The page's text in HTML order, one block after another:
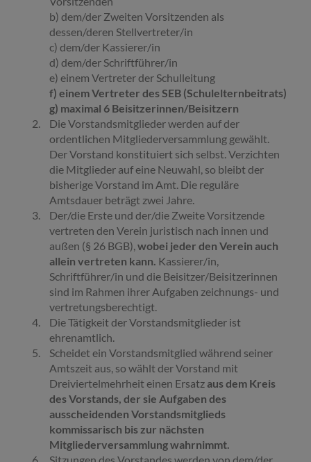
b) dem/der Zweiten Vorsitzenden als
dessen/deren Stellvertreter/in
c) dem/der Kassierer/in
d) dem/der Schriftführer/in
e) einem Vertreter der Schulleitung
f) einem Vertreter des SEB (Schulelternbeitrats)
g) maximal 6 Beisitzerinnen/Beisitzern
Die Vorstandsmitglieder werden auf der
ordentlichen Mitgliederversammlung gewählt.
Der Vorstand konstituiert sich selbst. Verzichten
die Mitglieder auf eine Neuwahl, so bleibt der
bisherige Vorstand im Amt. Die reguläre
Amtsdauer beträgt zwei Jahre.
Der/die Erste und der/die Zweite Vorsitzende
vertreten den Verein juristisch nach innen und
außen (§ 26 BGB),wobei jeder den Verein auch
allein vertreten kann. Kassierer/in,
Schriftführer/in und die Beisitzer/Beisitzerinnen
sind im Rahmen ihrer Aufgaben zeichnungs- und
vertretungsberechtigt.
Die Tätigkeit der Vorstandsmitglieder ist
ehrenamtlich.
Scheidet ein Vorstandsmitglied während seiner
Amtszeit aus, so wählt der Vorstand mit
Dreiviertelmehrheit einen Ersatz aus dem Kreis
des Vorstands, der sie Aufgaben des
ausscheidenden Vorstandsmitglieds
kommissarisch bis zur nächsten
Mitgliederversammlung wahrnimmt.